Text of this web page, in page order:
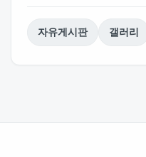
자유게시판 갤러리